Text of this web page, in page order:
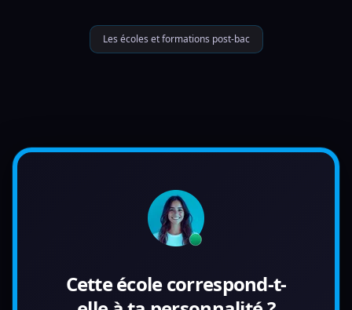
Les écoles et formations post-bac
Cette école correspond-t-